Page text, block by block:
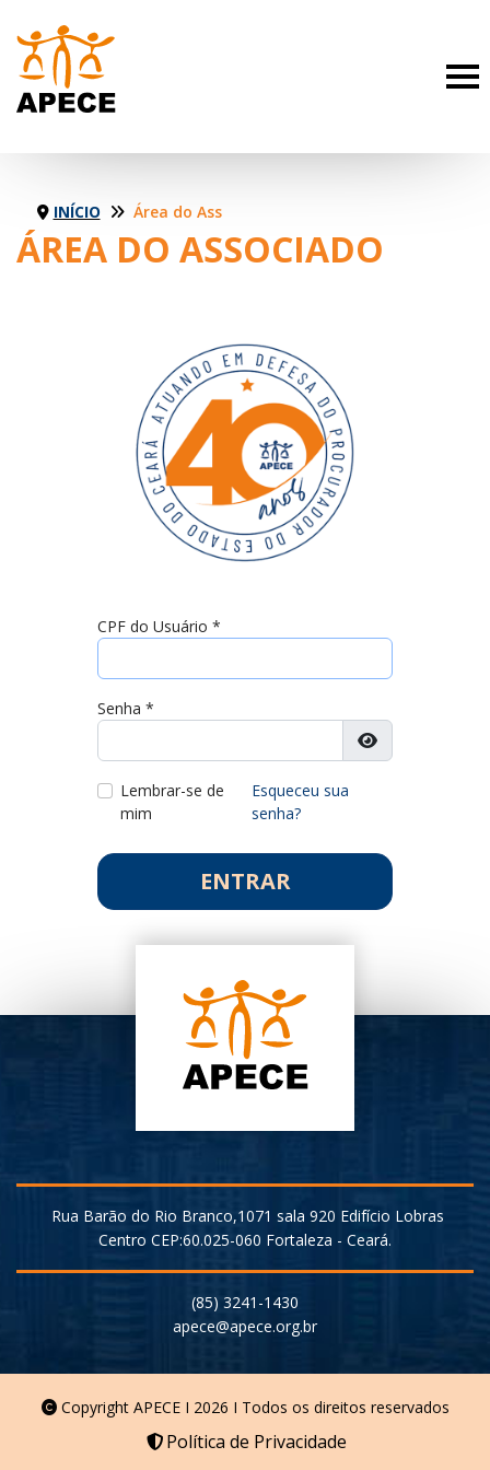
ÁREA DO ASSOCIADO
INÍCIO Área do Associado
CPF do Usuário *
Senha *
Mostrar senha
Lembrar-se de
mim
Esqueceu sua
senha?
ENTRAR
Rua Barão do Rio Branco,1071 sala 920 Edifício Lobras
Centro CEP:60.025-060 Fortaleza - Ceará.
(85) 3241-1430
Copyright APECE I 2026 I Todos os direitos reservados
Política de Privacidade